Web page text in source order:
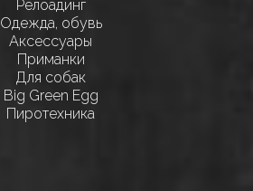
Релоадинг
Одежда, обувь
Аксессуары
Приманки
Для собак
Big Green Egg
Пиротехника